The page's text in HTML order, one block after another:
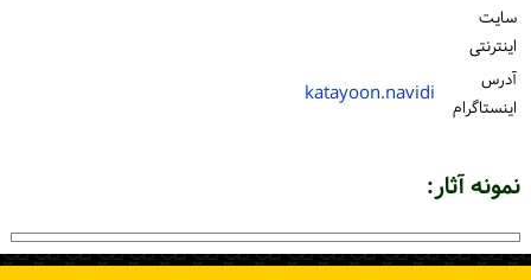
سایت
اینترنتی
آدرس
اینستاگرام
katayoon.navidi
نمونه آثار: